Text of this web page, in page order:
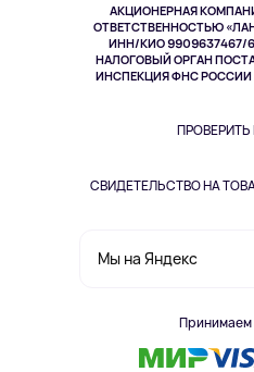
АКЦИОНЕРНАЯ
ОТВЕТСТВЕННОСТЬЮ
ИНН/КИО 9909637467/
НАЛОГОВЫЙ ОРГАН
ИНСПЕКЦИЯ ФНС РОССИИ
ПРОВЕРИТЬ
СВИДЕТЕЛЬСТВО НА
Мы на Яндекс
Принимаем
Здоровье питомцев
Одежда и аксессуары